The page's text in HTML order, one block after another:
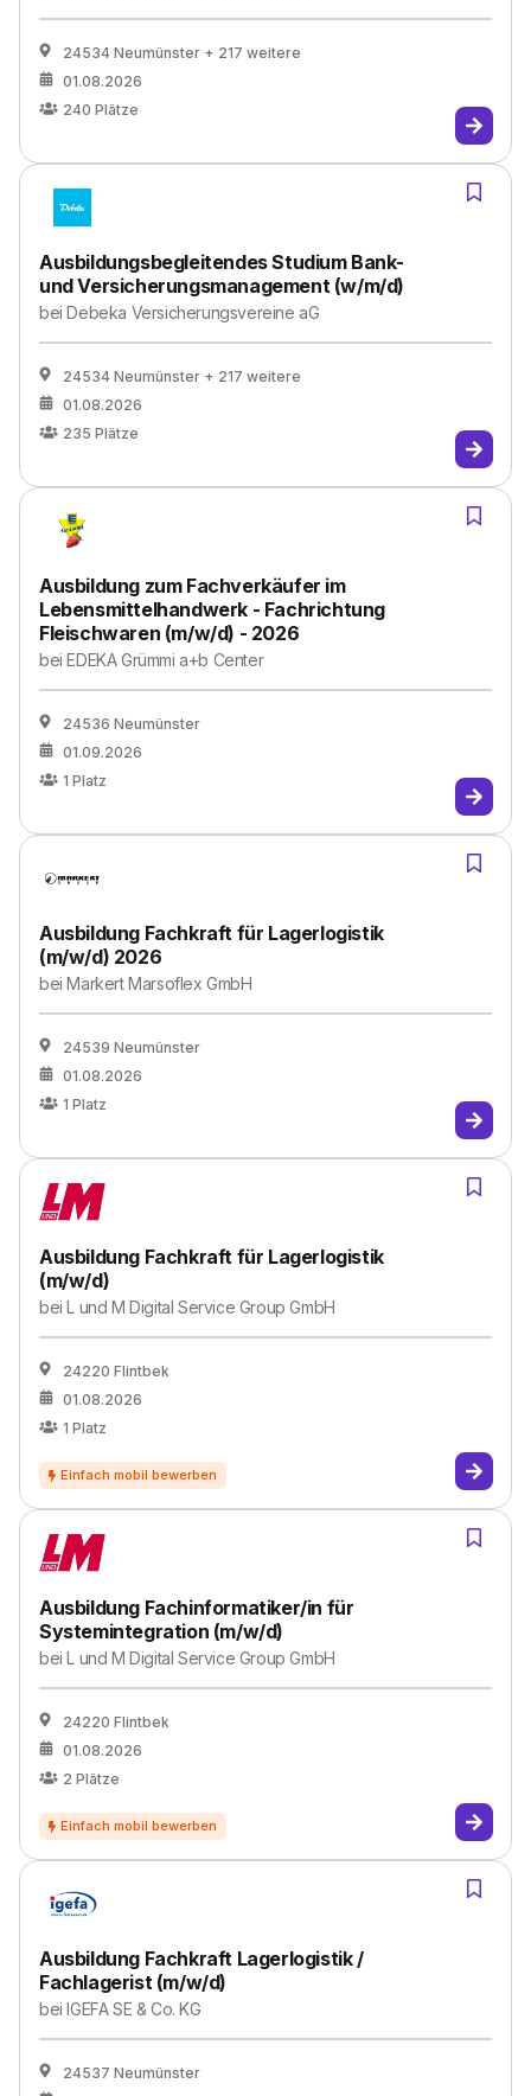
24534 Neumünster + 217 weitere
01.08.2026
240 Plätze
Ausbildungsbegleitendes Studium Bank-
und Versicherungsmanagement (w/m/d)
beiDebeka Versicherungsvereine aG
24534 Neumünster + 217 weitere
01.08.2026
235 Plätze
Ausbildung zum Fachverkäufer im
Lebensmittelhandwerk - Fachrichtung
Fleischwaren (m/w/d) - 2026
beiEDEKA Grümmi a+b Center
24536 Neumünster
01.09.2026
1 Platz
Ausbildung Fachkraft für Lagerlogistik
(m/w/d) 2026
beiMarkert Marsoflex GmbH
24539 Neumünster
01.08.2026
1 Platz
Ausbildung Fachkraft für Lagerlogistik
(m/w/d)
beiL und M Digital Service Group GmbH
24220 Flintbek
01.08.2026
1 Platz
Ausbildung Fachinformatiker/in für
Systemintegration (m/w/d)
beiL und M Digital Service Group GmbH
24220 Flintbek
01.08.2026
2 Plätze
Ausbildung Fachkraft Lagerlogistik /
Fachlagerist (m/w/d)
beiIGEFA SE & Co. KG
24537 Neumünster